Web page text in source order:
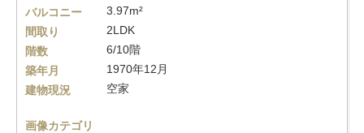
バルコニー
3.97m²
間取り
2LDK
階数
6/10階
築年月
1970年12月
建物現況
空家
画像カテゴリ